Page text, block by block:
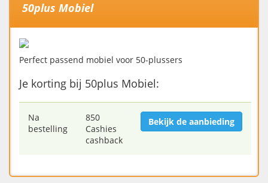
50plus Mobiel
Perfect passend mobiel voor 50-plussers
Je korting bij 50plus Mobiel:
Na
bestelling
850
Cashies
cashback
Bekijk de aanbieding